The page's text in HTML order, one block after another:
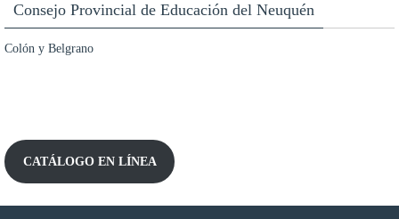
Consejo Provincial de Educación del Neuquén
Colón y Belgrano
CATÁLOGO EN LÍNEA